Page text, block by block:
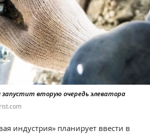
запустит вторую очередь элеватора
индустрия» планирует ввести в